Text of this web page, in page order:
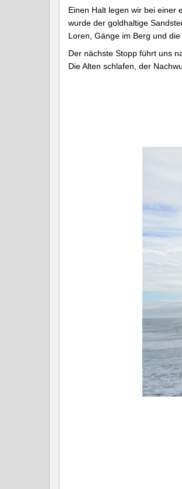
Einen Halt legen wir bei einer
wurde der goldhaltige
Loren, Gänge im Berg und
Der nächste Stopp führt uns
Die Alten schlafen, der